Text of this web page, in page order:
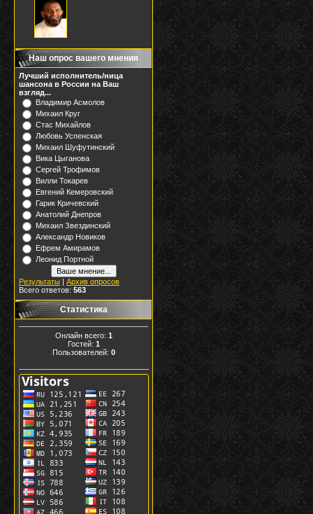
Наш опрос вашего мнения
Лучший исполнитель/ница
шансона в России на Ваш
взгляд...
Владимир Асмолов
Михаил Круг
Стас Михайлов
Любовь Успенская
Михаил Шуфутинский
Вика Цыганова
Сергей Трофимов
Вилли Токарев
Евгений Кемеровский
Гарик Кричевский
Анатолий Днепров
Михаил Звездинский
Александр Новиков
Ефрем Амирамов
Леонид Портной
Результаты | Архив опросов
Всего ответов: 563
Статистика
Онлайн всего: 1
Гостей: 1
Пользователей: 0